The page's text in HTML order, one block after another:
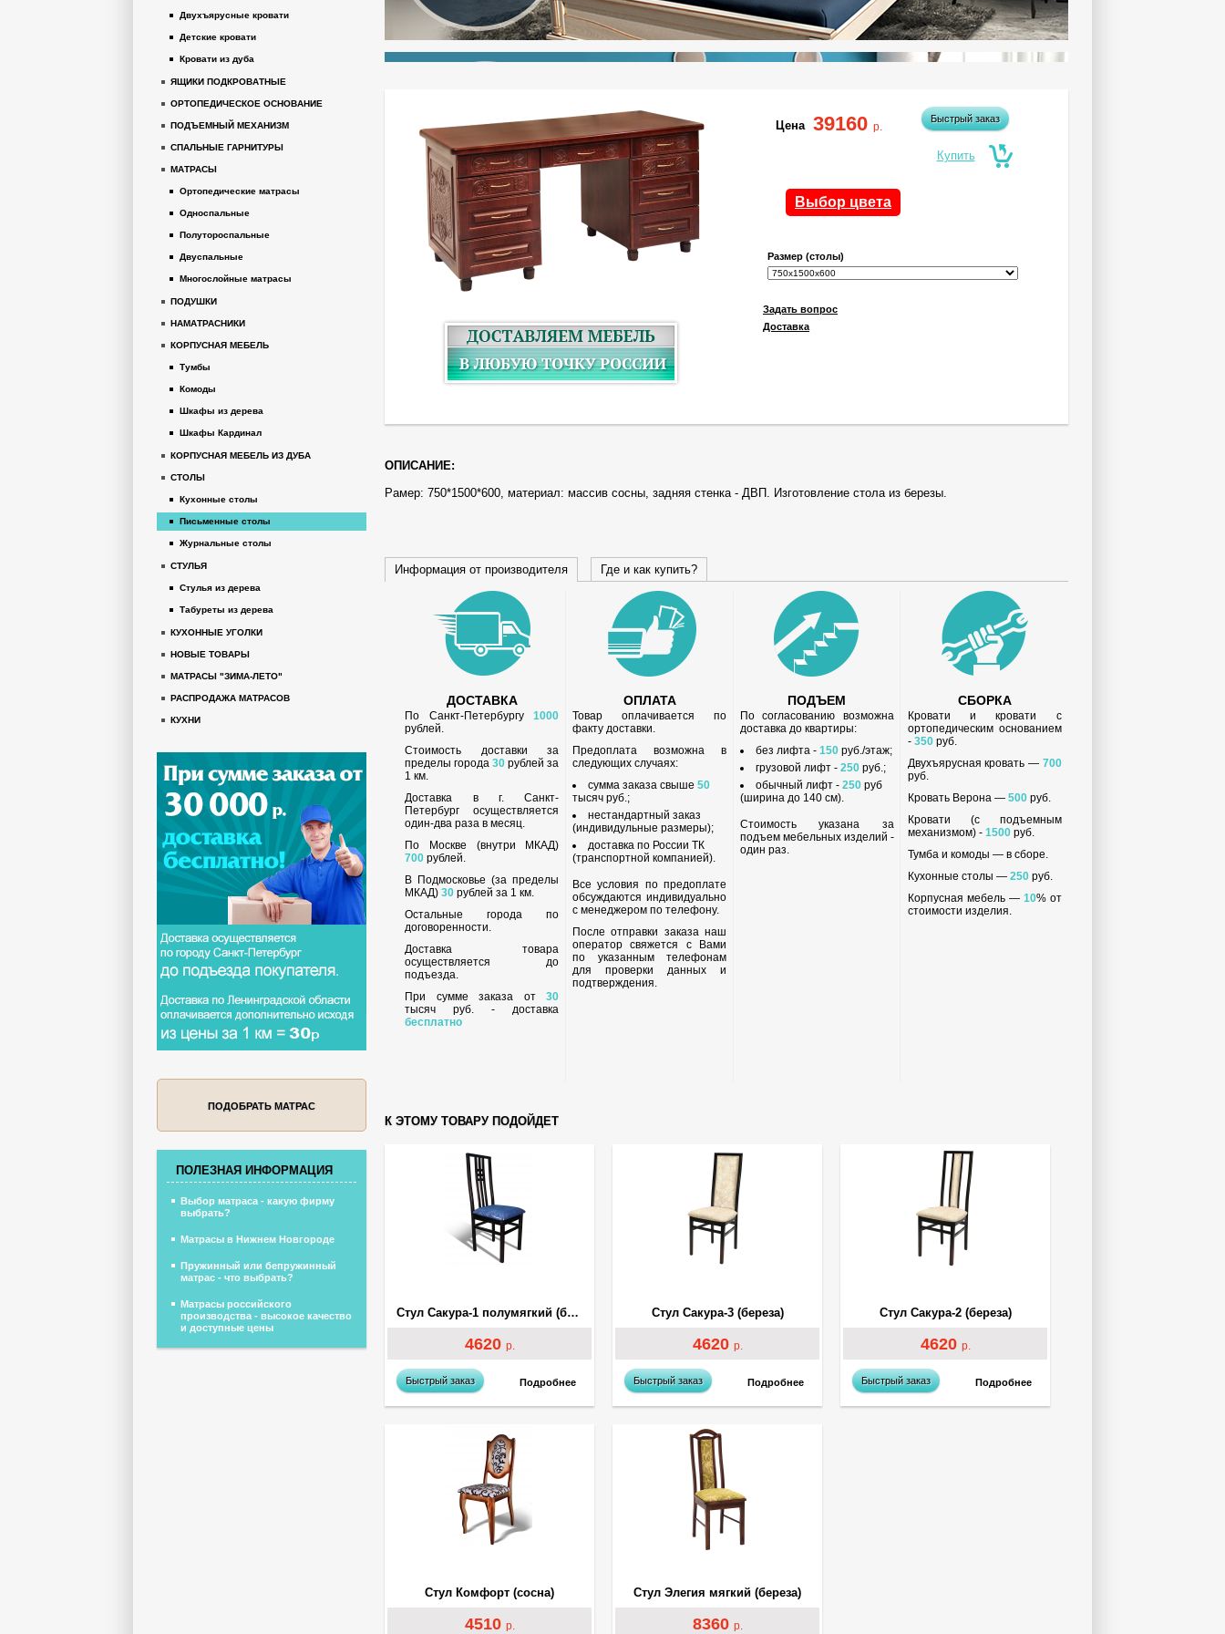
Цена 39160 р.
Быстрый заказ
Выбор цвета
Размер (столы)
Задать вопрос
Доставка
ОПИСАНИЕ:
Рамер: 750*1500*600, материал: массив сосны, задняя стенка - ДВП. Изготовление стола из березы.
Информация от производителя Где и как купить?
ДОСТАВКА
По Санкт-Петербургу1000
рублей.
Стоимость доставки за
пределы города30 рублей за
1 км.
Доставка в г. Санкт-
Петербург осуществляется
один-два раза в месяц.
По Москве (внутри МКАД)
700 рублей.
В Подмосковье (за пределы
МКАД)30 рублей за 1 км.
Остальные города по
договоренности.
Доставка товара
осуществляется до
подъезда.
При сумме заказа от30
тысяч руб. - доставка
бесплатно
ОПЛАТА
Товар оплачивается по
факту доставки.
Предоплата возможна в
следующих случаях:
сумма заказа свыше50
тысяч руб.;
нестандартный заказ
(индивидульные размеры);
доставка по России ТК
(транспортной компанией).
Все условия по предоплате
обсуждаются индивидуально
с менеджером по телефону.
После отправки заказа наш
оператор свяжется с Вами
по указанным телефонам
для проверки данных и
подтверждения.
ПОДЪЕМ
По согласованию возможна
доставка до квартиры:
без лифта - 150руб./этаж;
грузовой лифт - 250руб.;
обычный лифт - 250руб
(ширина до 140 см).
Стоимость указана за
подъем мебельных изделий -
один раз.
СБОРКА
Кровати и кровати с
ортопедическим основанием
- 350руб.
Двухъярусная кровать — 700
руб.
Кровать Верона — 500руб.
Кровати (с подъемным
механизмом) - 1500руб.
Тумба и комоды — в сборе.
Кухонные столы — 250руб.
Корпусная мебель — 10% от
стоимости изделия.
К ЭТОМУ ТОВАРУ ПОДОЙДЕТ
4620 р.
Стул Сакура-1 полумягкий (береза)
Подробнее
Быстрый заказ
4620 р.
Стул Сакура-3 (береза)
Подробнее
Быстрый заказ
4620 р.
Стул Сакура-2 (береза)
Подробнее
Быстрый заказ
4510 р.
Стул Комфорт (сосна)
8360 р.
Стул Элегия мягкий (береза)
Двухъярусные кровати
Детские кровати
Кровати из дуба
ЯЩИКИ ПОДКРОВАТНЫЕ
ОРТОПЕДИЧЕСКОЕ ОСНОВАНИЕ
ПОДЪЕМНЫЙ МЕХАНИЗМ
СПАЛЬНЫЕ ГАРНИТУРЫ
МАТРАСЫ
Ортопедические матрасы
Односпальные
Полутороспальные
Двуспальные
Многослойные матрасы
ПОДУШКИ
НАМАТРАСНИКИ
КОРПУСНАЯ МЕБЕЛЬ
Тумбы
Комоды
Шкафы из дерева
Шкафы Кардинал
КОРПУСНАЯ МЕБЕЛЬ ИЗ ДУБА
СТОЛЫ
Кухонные столы
Письменные столы
Журнальные столы
СТУЛЬЯ
Стулья из дерева
Табуреты из дерева
КУХОННЫЕ УГОЛКИ
НОВЫЕ ТОВАРЫ
МАТРАСЫ "ЗИМА-ЛЕТО"
РАСПРОДАЖА МАТРАСОВ
КУХНИ
ПОДОБРАТЬ МАТРАС
ПОЛЕЗНАЯ ИНФОРМАЦИЯ
Выбор матраса - какую фирму
выбрать?
Матрасы в Нижнем Новгороде
Пружинный или бепружинный
матрас - что выбрать?
Матрасы российского
производства - высокое качество
и доступные цены